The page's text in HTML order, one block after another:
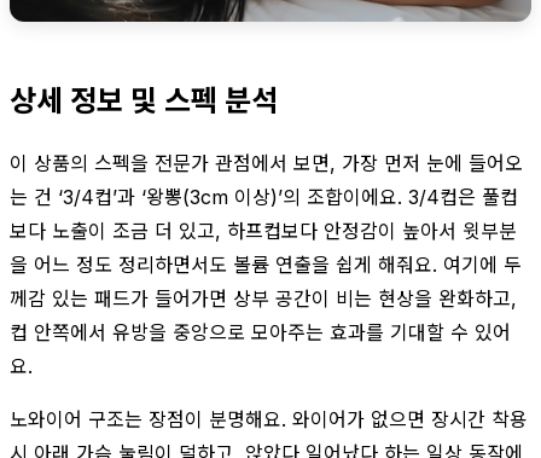
상세 정보 및 스펙 분석
이 상품의 스펙을 전문가 관점에서 보면, 가장 먼저 눈에 들어오
는 건 ‘3/4컵’과 ‘왕뽕(3cm 이상)’의 조합이에요. 3/4컵은 풀컵
보다 노출이 조금 더 있고, 하프컵보다 안정감이 높아서 윗부분
을 어느 정도 정리하면서도 볼륨 연출을 쉽게 해줘요. 여기에 두
께감 있는 패드가 들어가면 상부 공간이 비는 현상을 완화하고,
컵 안쪽에서 유방을 중앙으로 모아주는 효과를 기대할 수 있어
요.
노와이어 구조는 장점이 분명해요. 와이어가 없으면 장시간 착용
시 아래 가슴 눌림이 덜하고, 앉았다 일어났다 하는 일상 동작에